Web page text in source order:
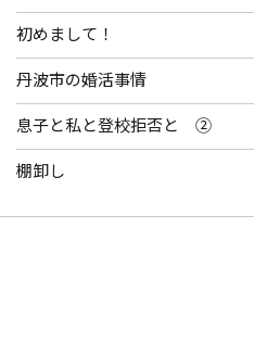
初めまして！
丹波市の婚活事情
息子と私と登校拒否と ②
棚卸し